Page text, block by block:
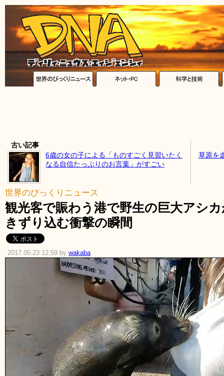
古い記事
6歳の女の子による「ものすごく見習いたく
なる自信たっぷりのお言葉」がすごい
草原を
世界のびっくりニュース
観光客で賑わう港で野生の巨大アシ
きずり込む衝撃の瞬間
2017.05.23 12:59 by wakaba